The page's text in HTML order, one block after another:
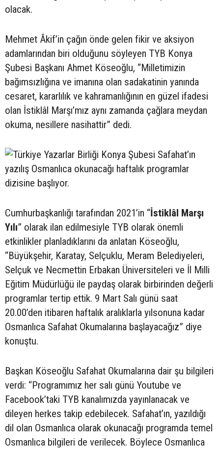
olacak.
Mehmet Âkif’in çağın önde gelen fikir ve aksiyon
adamlarından biri olduğunu söyleyen TYB Konya
Şubesi Başkanı Ahmet Köseoğlu, “Milletimizin
bağımsızlığına ve imanına olan sadakatinin yanında
cesaret, kararlılık ve kahramanlığının en güzel ifadesi
olan İstiklâl Marşı’mız aynı zamanda çağlara meydan
okuma, nesillere nasihattir” dedi.
Cumhurbaşkanlığı tarafından 2021’in “İstiklâl Marşı
Yılı” olarak ilan edilmesiyle TYB olarak önemli
etkinlikler planladıklarını da anlatan Köseoğlu,
“Büyükşehir, Karatay, Selçuklu, Meram Belediyeleri,
Selçuk ve Necmettin Erbakan Üniversiteleri ve İl Milli
Eğitim Müdürlüğü ile paydaş olarak birbirinden değerli
programlar tertip ettik. 9 Mart Salı günü saat
20.00’den itibaren haftalık aralıklarla yılsonuna kadar
Osmanlıca Safahat Okumalarına başlayacağız” diye
konuştu.
Başkan Köseoğlu Safahat Okumalarına dair şu bilgileri
verdi: “Programımız her salı günü Youtube ve
Facebook’taki TYB kanalımızda yayınlanacak ve
dileyen herkes takip edebilecek. Safahat’ın, yazıldığı
dil olan Osmanlıca olarak okunacağı programda temel
Osmanlıca bilgileri de verilecek. Böylece Osmanlıca